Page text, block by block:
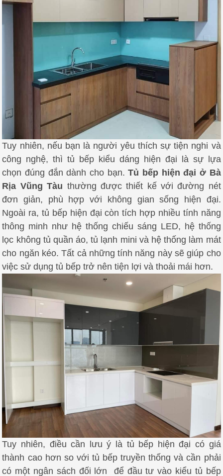
Tuy nhiên, nếu bạn là người yêu thích sự tiện nghi và
công nghệ, thì tủ bếp kiểu dáng hiện đại là sự lựa
chọn đúng đắn dành cho bạn.Tủ bếp hiện đại ở Bà
Rịa Vũng Tàu thường được thiết kế với đường nét
đơn giản, phù hợp với không gian sống hiện đại.
Ngoài ra, tủ bếp hiện đại còn tích hợp nhiều tính năng
thông minh như hệ thống chiếu sáng LED, hệ thống
lọc không tủ quần áo, tủ lạnh mini và hệ thống làm mát
cho ngăn kéo.Tất cả những tính năng này sẽ giúp cho
việc sử dụng tủ bếp trở nên tiện lợi và thoải mái hơn.
Tuy nhiên, điều cần lưu ý là tủ bếp hiện đại có giá
thành cao hơn so với tủ bếp truyền thống và cần phải
có một ngân sách đối lớn để đầu tư vào kiểu tủ bếp